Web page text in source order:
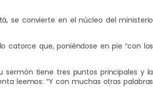
se convierte en el núcleo del ministerio
catorce que, poniéndose en pie “con los
sermón tiene tres puntos principales y la
leemos: “Y con muchas otras palabras